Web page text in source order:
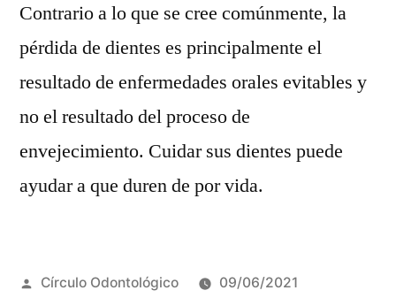
Contrario a lo que se cree comúnmente, la
pérdida de dientes es principalmente el
resultado de enfermedades orales evitables y
no el resultado del proceso de
envejecimiento. Cuidar sus dientes puede
ayudar a que duren de por vida.
Círculo Odontológico
09/06/2021